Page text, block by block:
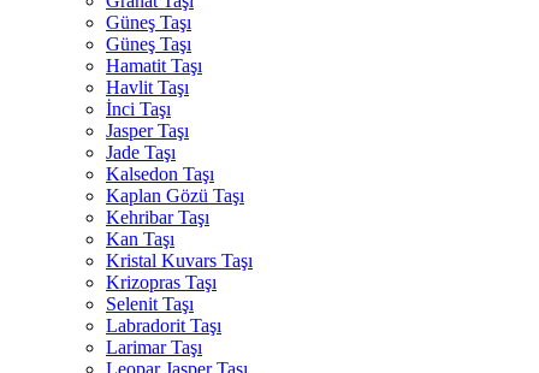
Güneş Taşı
Güneş Taşı
Hamatit Taşı
Havlit Taşı
İnci Taşı
Jasper Taşı
Jade Taşı
Kalsedon Taşı
Kaplan Gözü Taşı
Kehribar Taşı
Kan Taşı
Kristal Kuvars Taşı
Krizopras Taşı
Selenit Taşı
Labradorit Taşı
Larimar Taşı
Leopar Jasper Taşı